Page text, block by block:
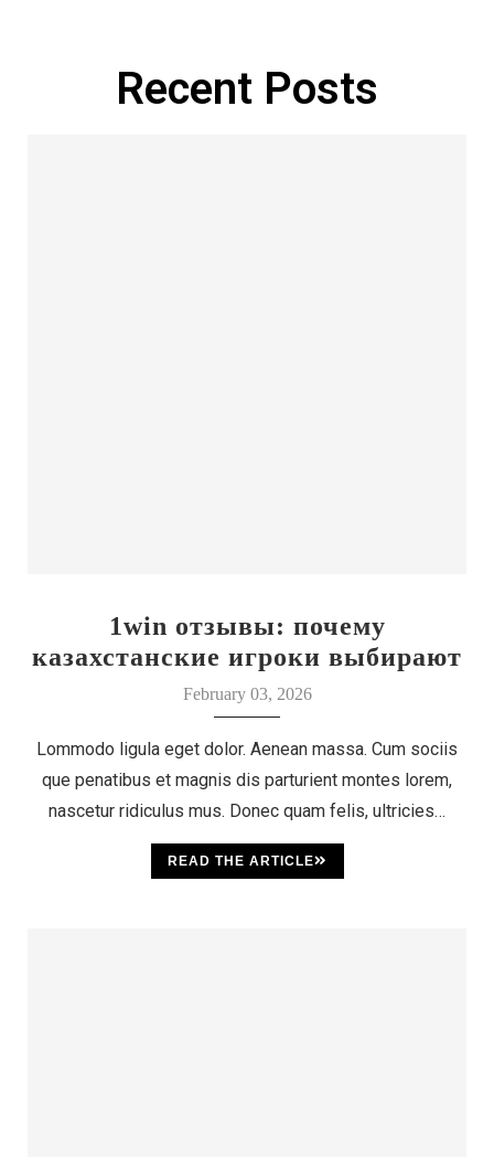
Recent Posts
1win отзывы: почему
казахстанские игроки выбирают
этот бренд
February 03, 2026
Lommodo ligula eget dolor. Aenean massa. Cum sociis
que penatibus et magnis dis parturient montes lorem,
nascetur ridiculus mus. Donec quam felis, ultricies…
READ THE ARTICLE